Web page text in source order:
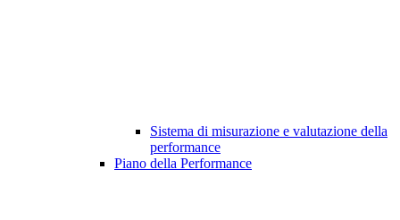
Sistema di misurazione e valutazione della
performance
Piano della Performance